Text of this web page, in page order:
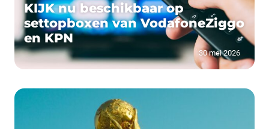
KIJK nu beschikbaar op
settopboxen van VodafoneZiggo
en KPN
30 mei 2026